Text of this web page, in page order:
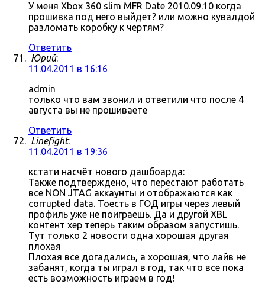
У меня Xbox 360 slim MFR Date 2010.09.10 когда
прошивка под него выйдет? или можно кувалдой
разломать коробку к чертям?
Ответить
Юрий:
11.04.2011 в 16:16
admin
только что вам звонил и ответили что после 4
августа вы не прошиваете
Ответить
Linefight:
11.04.2011 в 19:36
кстати насчёт нового дашбоарда:
Также подтверждено, что перестают работать
все NON JTAG аккаунты и отображаются как
corrupted data. Тоесть в ГОД игры через левый
профиль уже не поиграешь. Да и другой XBL
контент хер теперь таким образом запустишь.
Тут только 2 новости одна хорошая другая
плохая
Плохая все догадались, а хорошая, что лайв не
забанят, когда ты играл в год, так что все пока
есть возможность играем в год!